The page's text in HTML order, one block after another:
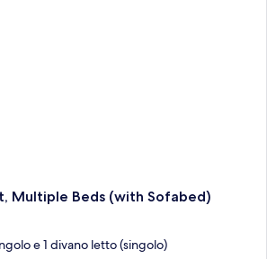
Multiple Beds (with Sofabed)
e 1 divano letto (singolo)